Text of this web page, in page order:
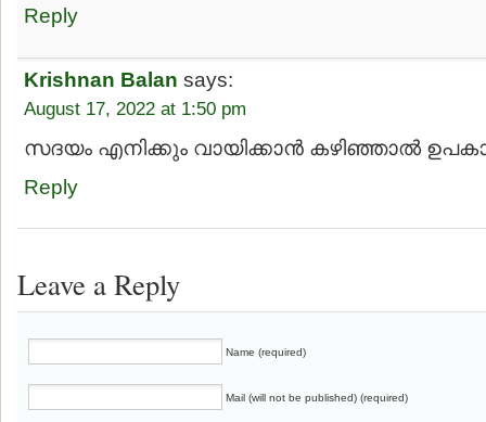
Reply
Krishnan Balan says:
August 17, 2022 at 1:50 pm
സദയം എനിക്കും വായിക്കാൻ കഴിഞ്ഞാൽ
Reply
Leave a Reply
Name (required)
Mail (will not be published) (required)